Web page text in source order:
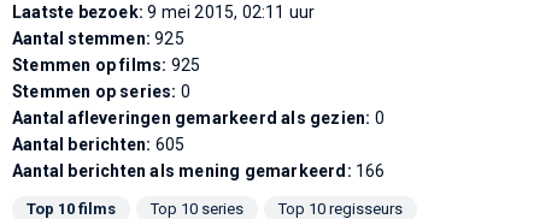
Laatste bezoek:9 mei 2015, 02:11 uur
Aantal stemmen:925
Stemmen op films: 925
Stemmen op series: 0
Aantal afleveringen gemarkeerd als gezien: 0
Aantal berichten: 605
Aantal berichten als mening gemarkeerd: 166
Top 10 films Top 10 series
Top 10 regisseurs